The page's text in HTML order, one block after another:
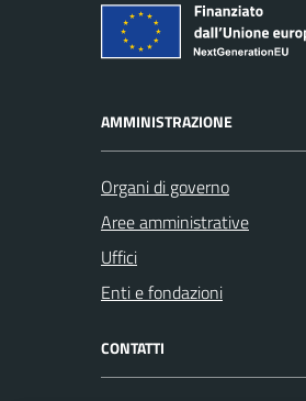
AMMINISTRAZIONE
Organi di governo
Aree amministrative
Uffici
Enti e fondazioni
CONTATTI